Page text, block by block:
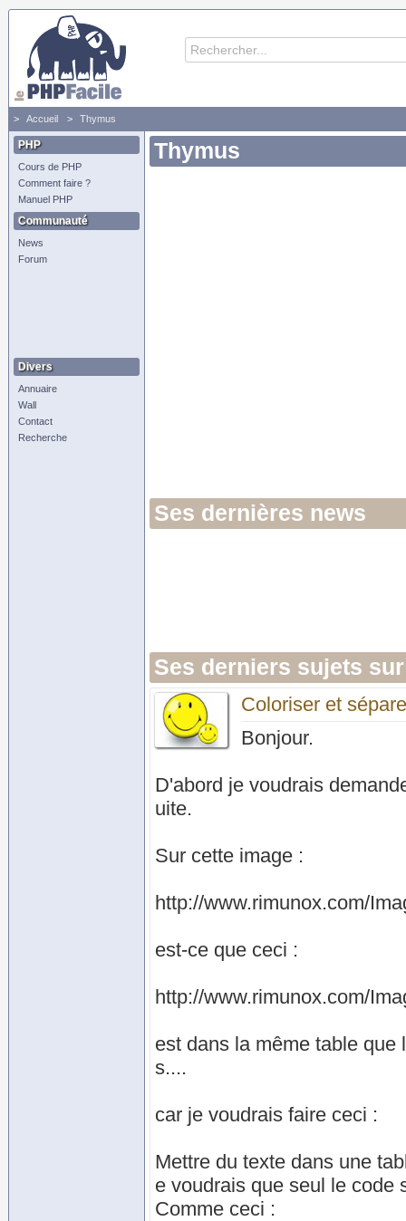
Accueil Thymus
PHP
Cours de PHP
Comment faire ?
Manuel PHP
Communauté
News
Forum
Divers
Annuaire
Wall
Contact
Recherche
Thymus
Ses dernières news
Ses derniers sujets
Coloriser et
Bonjour.
D'abord je voudrais
uite.
Sur cette image :
http://www.rimunox.com/
est-ce que ceci :
http://www.rimunox.com/
est dans la même table
s....
car je voudrais faire ceci :
Mettre du texte dans une
e voudrais que seul le code
Comme ceci :